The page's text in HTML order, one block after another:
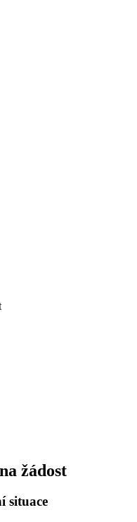
žádost
situace